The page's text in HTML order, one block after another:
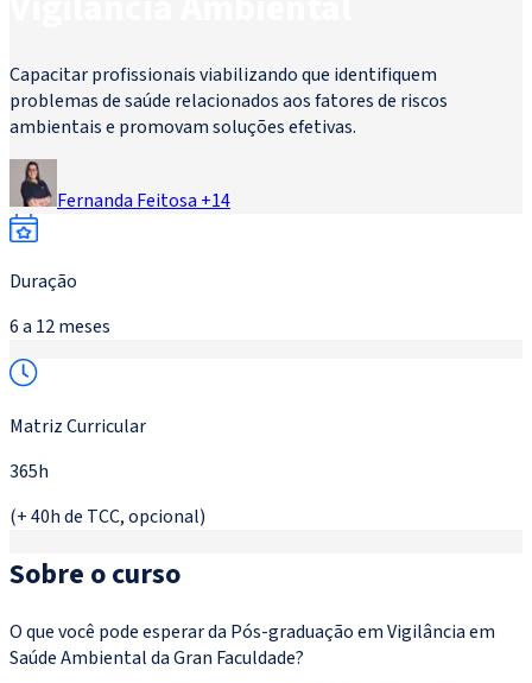
Capacitar profissionais viabilizando que identifiquem
problemas de saúde relacionados aos fatores de riscos
ambientais e promovam soluções efetivas.
Fernanda Feitosa +14
Duração
6 a 12 meses
Matriz Curricular
365h
(+ 40h de TCC, opcional)
Sobre o curso
O que você pode esperar da Pós-graduação em Vigilância em
Saúde Ambiental da Gran Faculdade?